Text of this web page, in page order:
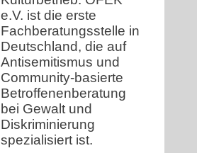
e.V. ist die erste
Fachberatungsstelle in
Deutschland, die auf
Antisemitismus und
Community-basierte
Betroffenenberatung
bei Gewalt und
Diskriminierung
spezialisiert ist.